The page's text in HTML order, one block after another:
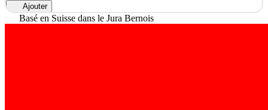
Ajouter
Basé en Suisse dans le Jura Bernois